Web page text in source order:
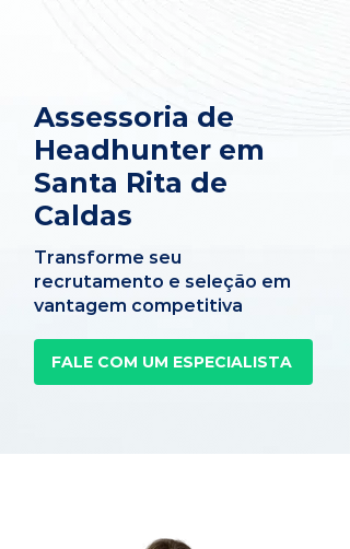
Assessoria de
Headhunter em
Santa Rita de
Caldas
Transforme seu
recrutamento e seleção em
vantagem competitiva
FALE COM UM ESPECIALISTA